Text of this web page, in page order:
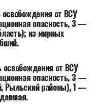
от ВСУ
опасность, 3 —
из мирных
от ВСУ
опасность, 3 —
Рыльский районы), 1 —